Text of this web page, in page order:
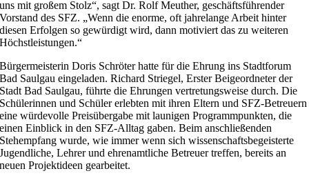
uns mit großem Stolz“, sagt Dr. Rolf Meuther, geschäftsführender
Vorstand des SFZ. „Wenn die enorme, oft jahrelange Arbeit hinter
diesen Erfolgen so gewürdigt wird, dann motiviert das zu weiteren
Höchstleistungen.“
Bürgermeisterin Doris Schröter hatte für die Ehrung ins Stadtforum
Bad Saulgau eingeladen. Richard Striegel, Erster Beigeordneter der
Stadt Bad Saulgau, führte die Ehrungen vertretungsweise durch. Die
Schülerinnen und Schüler erlebten mit ihren Eltern und SFZ-Betreuern
eine würdevolle Preisübergabe mit launigen Programmpunkten, die
einen Einblick in den SFZ-Alltag gaben. Beim anschließenden
Stehempfang wurde, wie immer wenn sich wissenschaftsbegeisterte
Jugendliche, Lehrer und ehrenamtliche Betreuer treffen, bereits an
neuen Projektideen gearbeitet.